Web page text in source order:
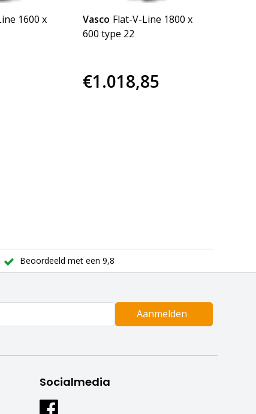
1600 x
Vasco Flat-V-Line 1800 x
600 type 22
€1.018,85
Beoordeeld met een 9,8
Aanmelden
Socialmedia